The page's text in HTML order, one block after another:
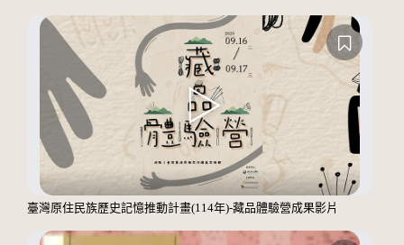
臺灣原住民族歷史記憶推動計畫(114年)-藏品體驗營成果影片